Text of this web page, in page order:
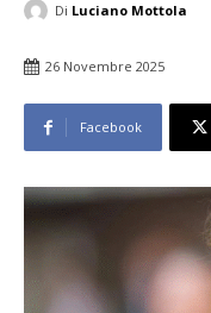
Di Luciano Mottola
26 Novembre 2025
Facebook